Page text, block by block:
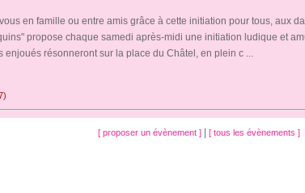
en famille ou entre amis grâce à cette initiation pour tous, aux
propose chaque samedi après-midi une initiation ludique et
enjoués résonneront sur la place du Châtel, en plein c ...
[ proposer un évènement ] [ tous les évènements ]